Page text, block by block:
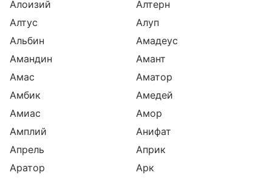
Алоизий
Алтерн
Алтус
Алуп
Альбин
Амадеус
Амандин
Амант
Амас
Аматор
Амбик
Амедей
Амиас
Амор
Амплий
Анифат
Апрель
Априк
Аратор
Арк